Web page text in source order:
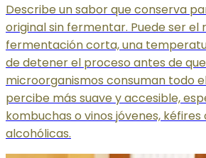
Describe un sabor que conserva
original sin fermentar. Puede ser el
fermentación corta, una
de detener el proceso antes de
microorganismos consuman todo
percibe más suave y accesible,
kombuchas o vinos jóvenes,
alcohólicas.